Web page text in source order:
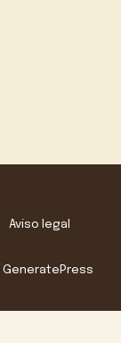
Aviso legal
GeneratePress